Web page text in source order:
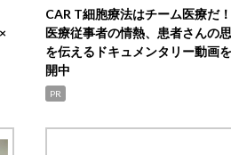
CAR T細胞療法はチーム医療だ
医療従事者の情熱、患者さんの
を伝えるドキュメンタリー動画
開中
PR